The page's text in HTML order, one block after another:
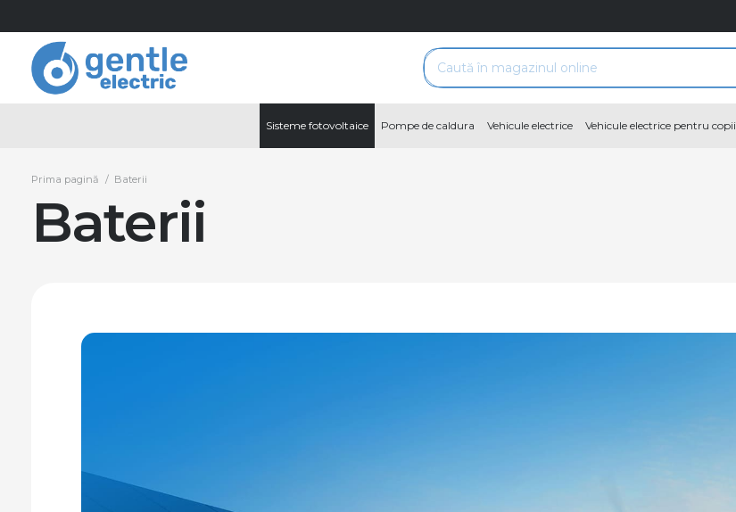
Sisteme fotovoltaice Pompe de caldura Vehicule electrice Vehicule electrice pentru copii
Prima pagină / Baterii
Baterii